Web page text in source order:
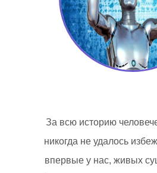
За всю историю
никогда не удалось
впервые у нас, живых